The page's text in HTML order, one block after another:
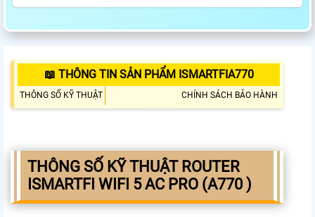
📖 THÔNG TIN SẢN PHẨM ISMARTFIA770
THÔNG SỐ KỸ THUẬT CHÍNH SÁCH BẢO HÀNH
THÔNG SỐ KỸ THUẬT ROUTER
ISMARTFI WIFI 5 AC PRO (A770 )